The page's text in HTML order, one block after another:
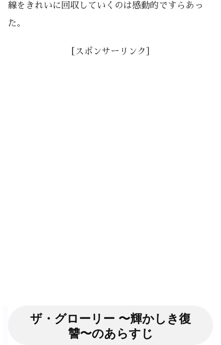
線をきれいに回収していくのは感動的ですらあっ
た。
［スポンサーリンク］
ザ・グローリー 〜輝かしき復
讐〜のあらすじ